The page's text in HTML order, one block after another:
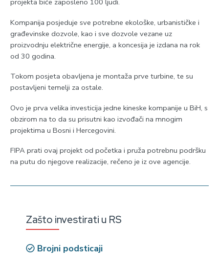
projekta biće zaposleno 100 ljudi.
Kompanija posjeduje sve potrebne ekološke, urbanističke i
građevinske dozvole, kao i sve dozvole vezane uz
proizvodnju električne energije, a koncesija je izdana na rok
od 30 godina.
Tokom posjeta obavljena je montaža prve turbine, te su
postavljeni temelji za ostale.
Ovo je prva velika investicija jedne kineske kompanije u BiH, s
obzirom na to da su prisutni kao izvođači na mnogim
projektima u Bosni i Hercegovini.
FIPA prati ovaj projekt od početka i pruža potrebnu podršku
na putu do njegove realizacije, rečeno je iz ove agencije.
Zašto investirati u RS
Brojni podsticaji